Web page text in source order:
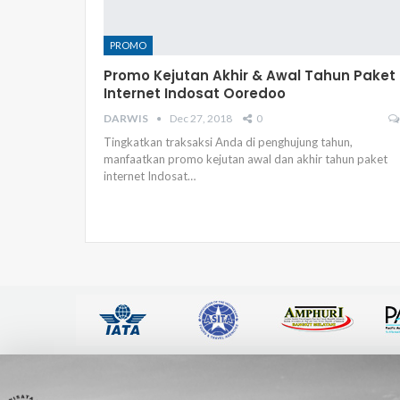
PROMO
Promo Kejutan Akhir & Awal Tahun Paket
Internet Indosat Ooredoo
DARWIS Dec 27, 2018 0
Tingkatkan traksaksi Anda di penghujung tahun,
manfaatkan promo kejutan awal dan akhir tahun paket
internet Indosat…